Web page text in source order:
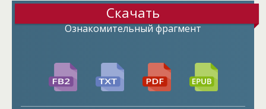
Скачать
Ознакомительный фрагмент